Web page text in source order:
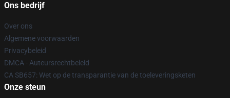
Ons bedrijf
Over ons
Algemene voorwaarden
Privacybeleid
DMCA - Auteursrechtbeleid
CA SB657: Wet op de transparantie van de toeleveringsketen
Onze steun